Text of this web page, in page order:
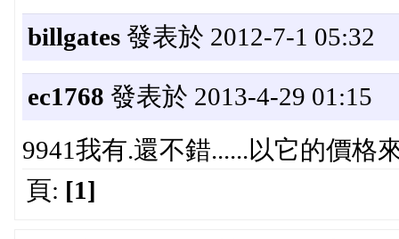
billgates發表於 2012-7-1 05:32
ec1768 發表於 2013-4-29 01:15
9941我有.還不錯......以它的價格
頁: [1]